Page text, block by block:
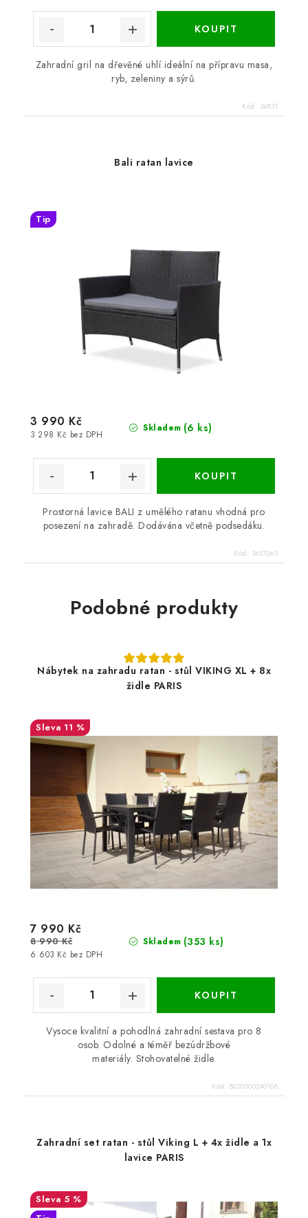
Zahradní gril na dřevěné uhlí ideální na přípravu masa,
ryb, zeleniny a sýrů.
Kód: 34831
Bali ratan lavice
Tip
Skladem (6 ks)
3 298 Kč bez DPH
3 990 Kč
Prostorná lavice BALI z umělého ratanu vhodná pro
posezení na zahradě. Dodávána včetně podsedáku.
Kód: 3457063
Podobné produkty
Nábytek na zahradu ratan - stůl VIKING XL + 8x
židle PARIS
11 %
Skladem (353 ks)
6 603 Kč bez DPH
7 990 Kč
8 990 Kč
Vysoce kvalitní a pohodlná zahradní sestava pro 8
osob. Odolné a téměř bezúdržbové
materiály. Stohovatelné židle.
Kód: 8020000240168
Zahradní set ratan - stůl Viking L + 4x židle a 1x
lavice PARIS
5 %